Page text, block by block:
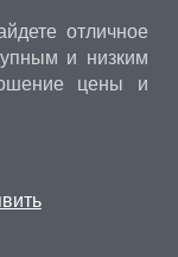
отличное
и низким
цены и